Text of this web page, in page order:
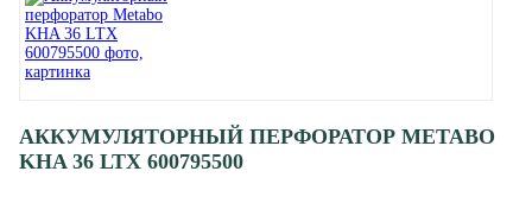
АККУМУЛЯТОРНЫЙ ПЕРФОРАТОР METABO
KHA 36 LTX 600795500